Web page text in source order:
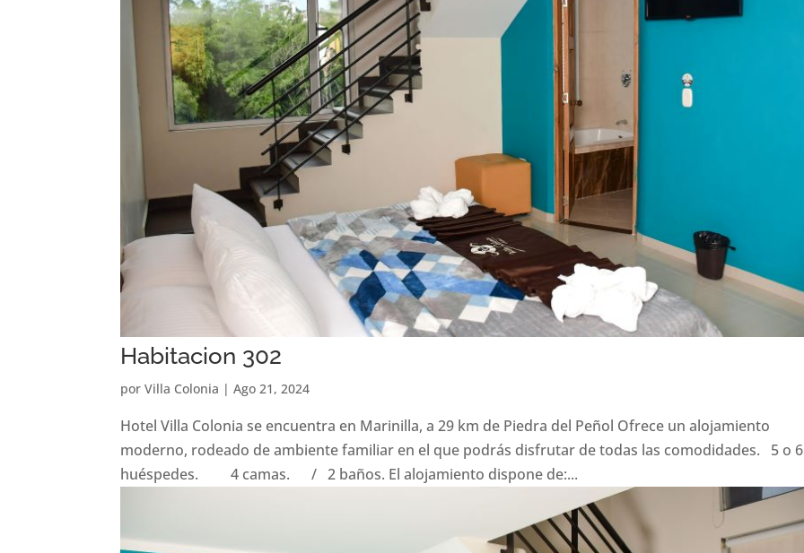
Habitacion 302
porVilla Colonia |Ago 21, 2024
Hotel Villa Colonia se encuentra en Marinilla, a 29 km de Piedra del Peñol Ofrece un alojamiento
moderno, rodeado de ambiente familiar en el que podrás disfrutar de todas las comodidades. 5 o 6
huéspedes. 4 camas. / 2 baños. El alojamiento dispone de:...